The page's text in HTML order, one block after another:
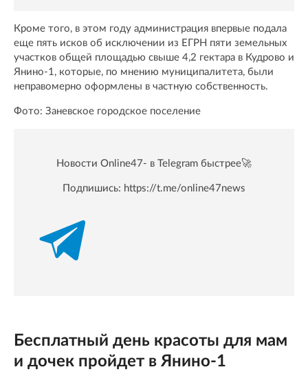
Кроме того, в этом году администрация впервые подала
еще пять исков об исключении из ЕГРН пяти земельных
участков общей площадью свыше 4,2 гектара в Кудрово и
Янино-1, которые, по мнению муниципалитета, были
неправомерно оформлены в частную собственность.
Фото: Заневское городское поселение
Новости Online47- в Telegram быстрее🚀
Подпишись: https://t.me/online47news
Бесплатный день красоты для мам
и дочек пройдет в Янино-1